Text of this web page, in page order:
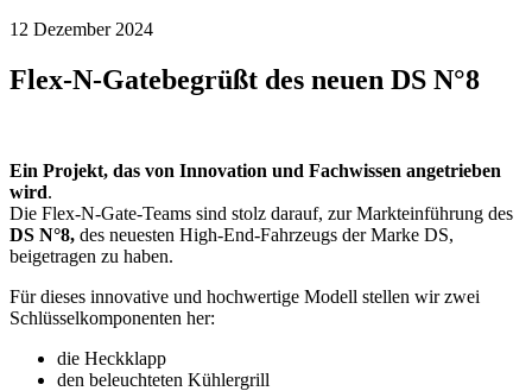
12 Dezember 2024
Flex-N-Gatebegrüßt des neuen DS N°8
Ein Projekt, das von Innovation und Fachwissen angetrieben
wird.
Die Flex-N-Gate-Teams sind stolz darauf, zur Markteinführung des
DS N°8, des neuesten High-End-Fahrzeugs der Marke DS,
beigetragen zu haben.
Für dieses innovative und hochwertige Modell stellen wir zwei
Schlüsselkomponenten her:
die Heckklapp
den beleuchteten Kühlergrill